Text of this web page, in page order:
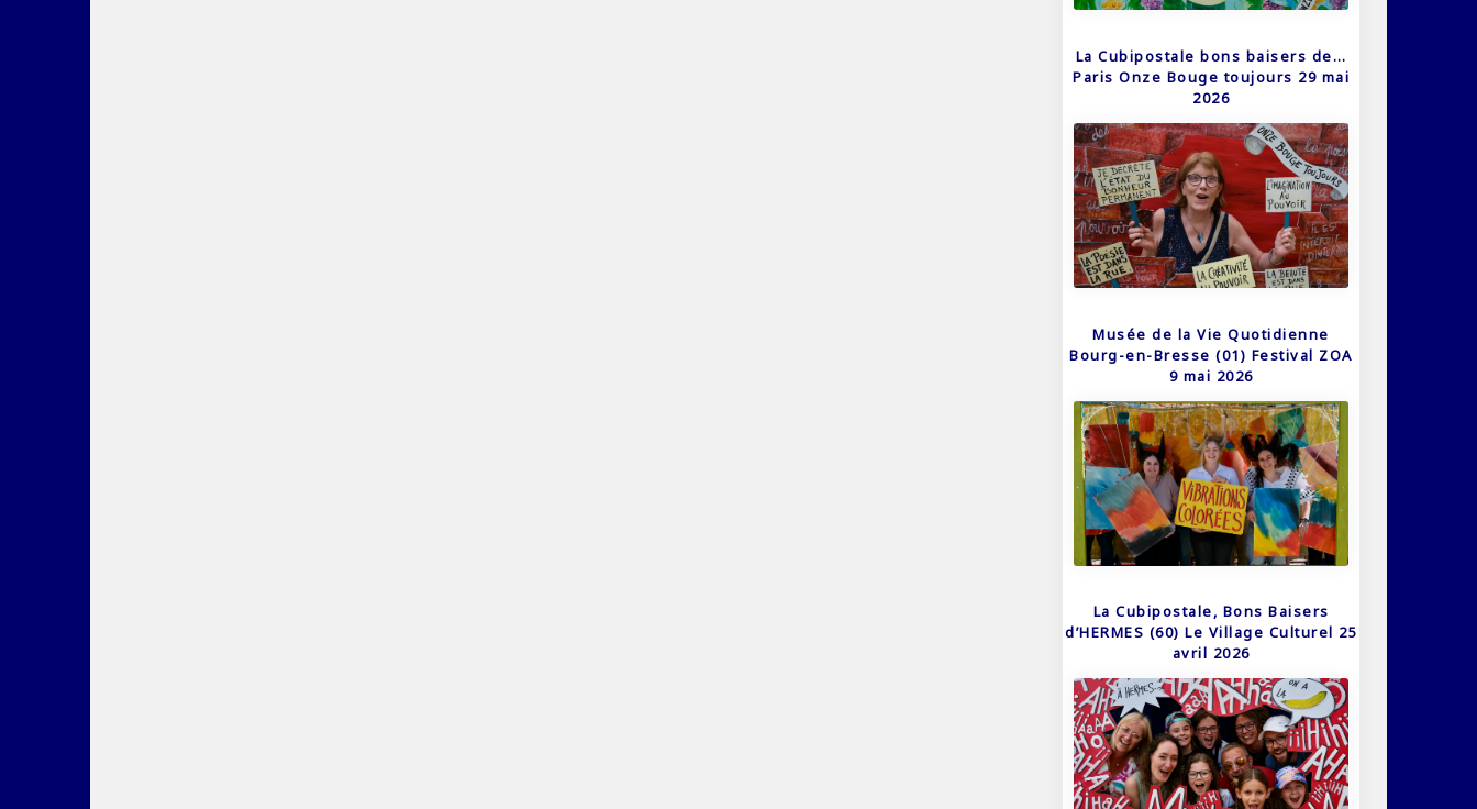
La Cubipostale bons baisers de…
Paris Onze Bouge toujours 29 mai
2026
Musée de la Vie Quotidienne
Bourg-en-Bresse (01) Festival ZOA
9 mai 2026
La Cubipostale, Bons Baisers
d’HERMES (60) Le Village Culturel 25
avril 2026